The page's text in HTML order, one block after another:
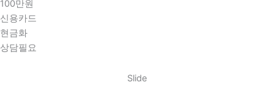
100만원
신용카드
현금화
상담필요
Slide